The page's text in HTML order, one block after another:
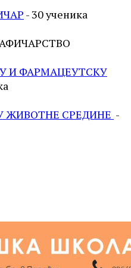
- 30 ученика
И ФАРМАЦЕУТСКУ
ЖИВОТНЕ СРЕДИНЕ -